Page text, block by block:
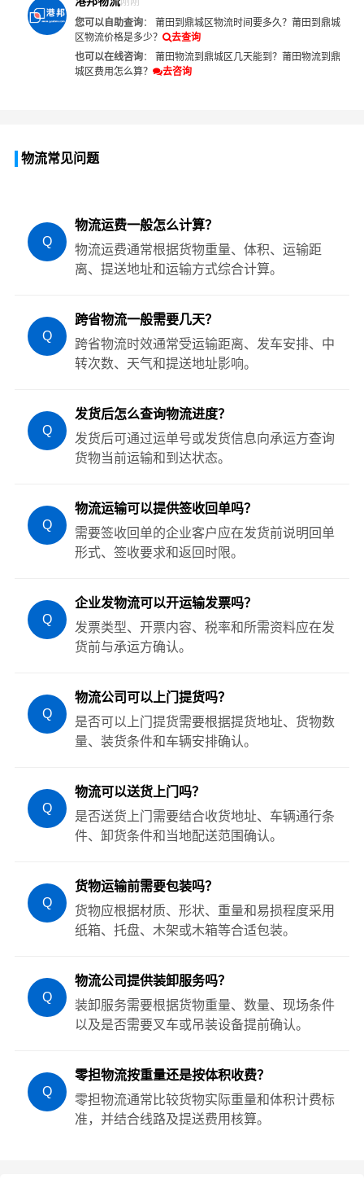
您可以自助查询： 莆田到鼎城区物流时间要多久？ 莆田到鼎城
区物流价格是多少？
去查询
也可以在线咨询： 莆田物流到鼎城区几天能到？ 莆田物流到鼎
城区费用怎么算？
去咨询
物流常见问题
Q
物流运费一般怎么计算？
物流运费通常根据货物重量、体积、运输距
离、提送地址和运输方式综合计算。
Q
跨省物流一般需要几天？
跨省物流时效通常受运输距离、发车安排、中
转次数、天气和提送地址影响。
Q
发货后怎么查询物流进度？
发货后可通过运单号或发货信息向承运方查询
货物当前运输和到达状态。
Q
物流运输可以提供签收回单吗？
需要签收回单的企业客户应在发货前说明回单
形式、签收要求和返回时限。
Q
企业发物流可以开运输发票吗？
发票类型、开票内容、税率和所需资料应在发
货前与承运方确认。
Q
物流公司可以上门提货吗？
是否可以上门提货需要根据提货地址、货物数
量、装货条件和车辆安排确认。
Q
物流可以送货上门吗？
是否送货上门需要结合收货地址、车辆通行条
件、卸货条件和当地配送范围确认。
Q
货物运输前需要包装吗？
货物应根据材质、形状、重量和易损程度采用
纸箱、托盘、木架或木箱等合适包装。
Q
物流公司提供装卸服务吗？
装卸服务需要根据货物重量、数量、现场条件
以及是否需要叉车或吊装设备提前确认。
Q
零担物流按重量还是按体积收费？
零担物流通常比较货物实际重量和体积计费标
准，并结合线路及提送费用核算。